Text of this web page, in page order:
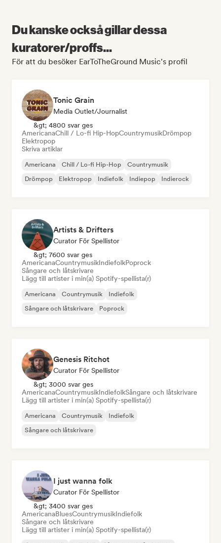
Du kanske också gillar dessa
kuratorer/proffs...
För att du besöker EarToTheGround Music's profil
Tonic Grain
Media Outlet/Journalist
&gt; 4800 svar ges
AmericanaChill / Lo-fi Hip-HopCountrymusikDrömpop
Elektropop
Skriva artiklar
Americana Chill / Lo-fi Hip-Hop
Countrymusik
Drömpop
Elektropop Indiefolk Indiepop Indierock
Artists & Drifters
Curator För Spellistor
&gt; 7600 svar ges
AmericanaCountrymusikIndiefolkPoprock
Sångare och låtskrivare
Lägg till artister i min(a) Spotify-spellista(r)
Americana Countrymusik
Indiefolk
Sångare och låtskrivare
Poprock
Genesis Ritchot
Curator För Spellistor
&gt; 3000 svar ges
AmericanaCountrymusikIndiefolkSångare och låtskrivare
Lägg till artister i min(a) Spotify-spellista(r)
Americana Countrymusik
Indiefolk
Sångare och låtskrivare
I just wanna folk
Curator För Spellistor
&gt; 3400 svar ges
AmericanaBluesCountrymusikIndiefolk
Sångare och låtskrivare
Lägg till artister i min(a) Spotify-spellista(r)